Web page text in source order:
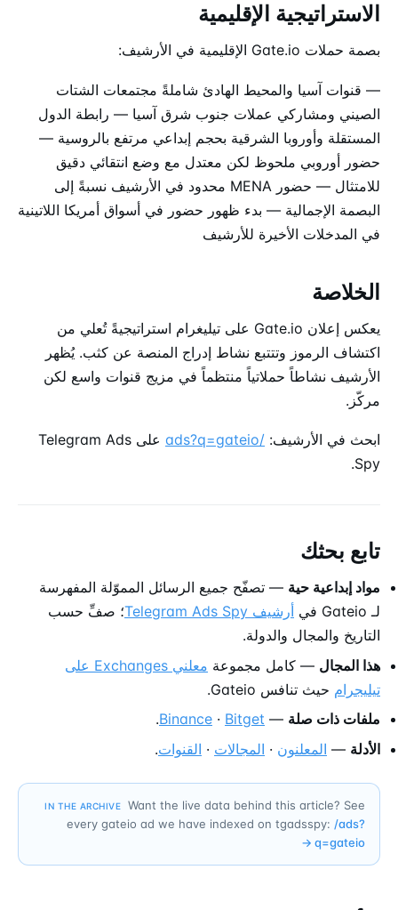
الاستراتيجية الإقليمية
بصمة حملات Gate.io الإقليمية في الأرشيف:
— قنوات آسيا والمحيط الهادئ شاملةً مجتمعات الشتات
الصيني ومشاركي عملات جنوب شرق آسيا — رابطة الدول
المستقلة وأوروبا الشرقية بحجم إبداعي مرتفع بالروسية —
حضور أوروبي ملحوظ لكن معتدل مع وضع انتقائي دقيق
للامتثال — حضور MENA محدود في الأرشيف نسبةً إلى
البصمة الإجمالية — بدء ظهور حضور في أسواق أمريكا اللاتينية
في المدخلات الأخيرة للأرشيف
الخلاصة
يعكس إعلان Gate.io على تيليغرام استراتيجيةً تُعلي من
اكتشاف الرموز وتتتبع نشاط إدراج المنصة عن كثب. يُظهر
الأرشيف نشاطاً حملاتياً منتظماً في مزيج قنوات واسع لكن
مركّز.
ابحث في الأرشيف: /ads?q=gateio
على Telegram Ads
Spy.
تابع بحثك
مواد إبداعية حية — تصفّح جميع الرسائل المموّلة المفهرسة
لـ Gateio في
أرشيف Telegram Ads Spy
؛ صفِّ حسب
التاريخ والمجال والدولة.
هذا المجال — كامل مجموعة
معلني Exchanges على
تيليجرام حيث تنافس Gateio.
ملفات ذات صلة —
Binance · Bitget
.
الأدلة — المعلنون · المجالات · القنوات.
IN THE ARCHIVE
Want the live data behind this article? See
every gateio ad we have indexed on tgadsspy: /ads?
q=gateio
→